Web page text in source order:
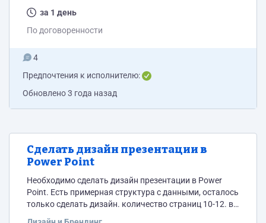
за 1 день
По договоренности
4
Предпочтения к исполнителю:
Обновлено3 года назад
Сделать дизайн презентации в
Power Point
Необходимо сделать дизайн презентации в Power
Point. Есть примерная структура с данными, осталось
только сделать дизайн. количество страниц 10-12. в